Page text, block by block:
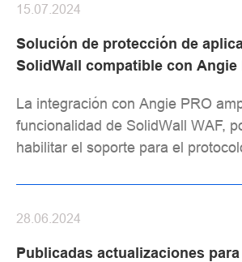
Solución de protección de
SolidWall compatible con Angie
15.07.2024
La integración con Angie PRO
funcionalidad de SolidWall WAF,
habilitar el soporte para el
Publicadas actualizaciones
28.06.2024